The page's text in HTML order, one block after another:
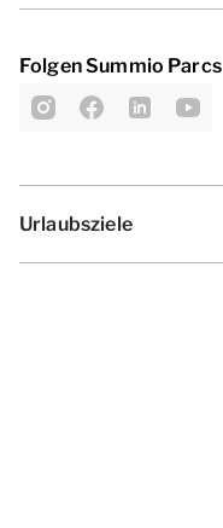
Folgen Summio Parcs
Urlaubsziele